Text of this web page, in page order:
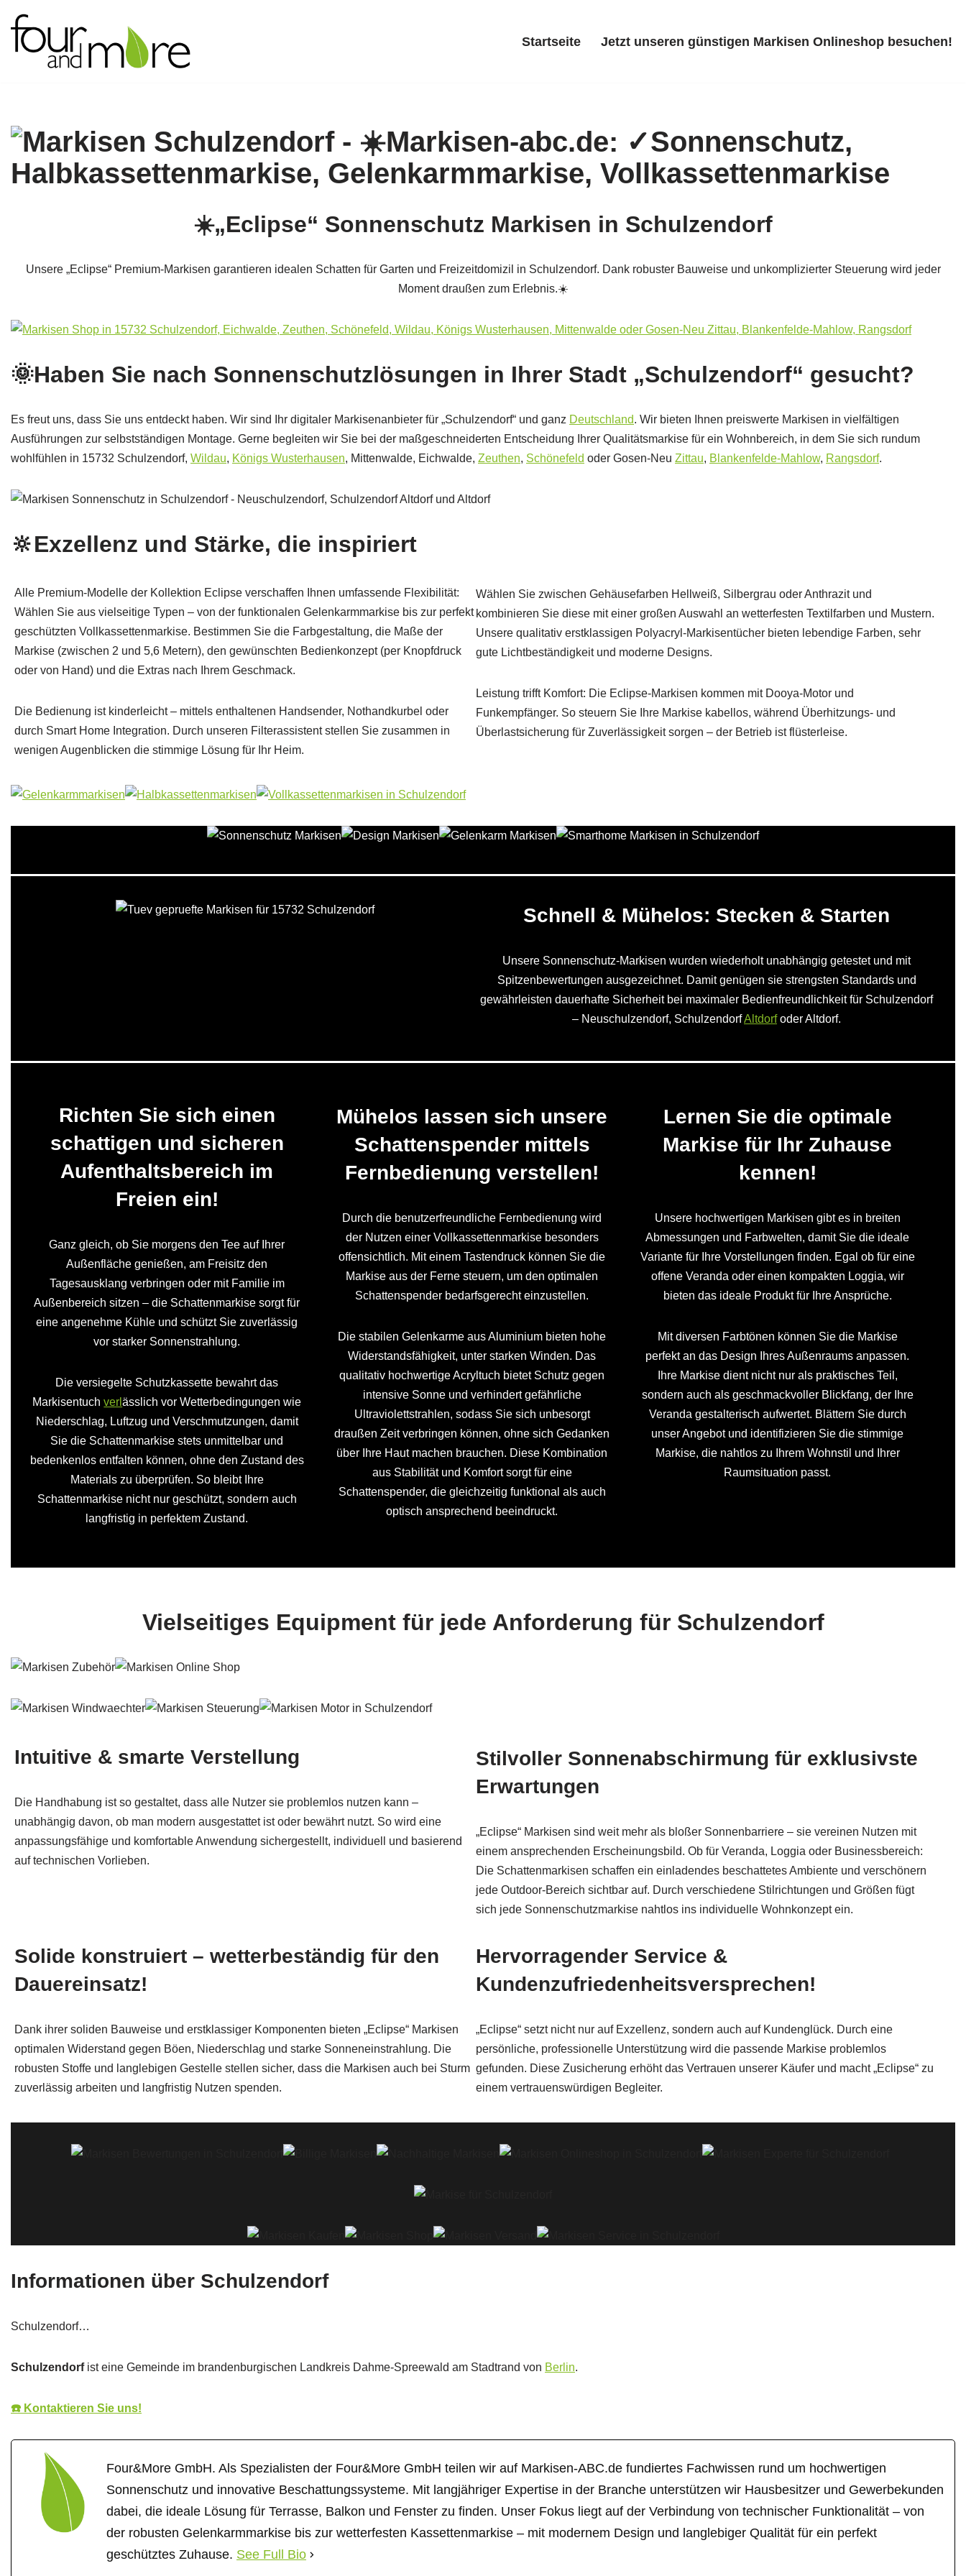
Zum
Startseite Jetzt unseren günstigen Markisen Onlineshop besuchen!
☀️„Eclipse“ Sonnenschutz Markisen in Schulzendorf
Unsere „Eclipse“ Premium-Markisen garantieren idealen Schatten für Garten und Freizeitdomizil in Schulzendorf. Dank robuster Bauweise und unkomplizierter Steuerung wird jeder
Moment draußen zum Erlebnis.☀️
🌞Haben Sie nach Sonnenschutzlösungen in Ihrer Stadt „Schulzendorf“ gesucht?
Es freut uns, dass Sie uns entdeckt haben. Wir sind Ihr digitaler Markisenanbieter für „Schulzendorf“ und ganz Deutschland. Wir bieten Ihnen preiswerte Markisen in vielfältigen
Ausführungen zur selbstständigen Montage. Gerne begleiten wir Sie bei der maßgeschneiderten Entscheidung Ihrer Qualitätsmarkise für ein Wohnbereich, in dem Sie sich rundum
wohlfühlen in 15732 Schulzendorf, Wildau, Königs Wusterhausen, Mittenwalde, Eichwalde, Zeuthen, Schönefeld oder Gosen-Neu Zittau, Blankenfelde-Mahlow, Rangsdorf.
🔆Exzellenz und Stärke, die inspiriert
Alle Premium-Modelle der Kollektion Eclipse verschaffen Ihnen umfassende Flexibilität:
Wählen Sie aus vielseitige Typen – von der funktionalen Gelenkarmmarkise bis zur perfekt
geschützten Vollkassettenmarkise. Bestimmen Sie die Farbgestaltung, die Maße der
Markise (zwischen 2 und 5,6 Metern), den gewünschten Bedienkonzept (per Knopfdruck
oder von Hand) und die Extras nach Ihrem Geschmack.
Die Bedienung ist kinderleicht – mittels enthaltenen Handsender, Nothandkurbel oder
durch Smart Home Integration. Durch unseren Filterassistent stellen Sie zusammen in
wenigen Augenblicken die stimmige Lösung für Ihr Heim.
Wählen Sie zwischen Gehäusefarben Hellweiß, Silbergrau oder Anthrazit und
kombinieren Sie diese mit einer großen Auswahl an wetterfesten Textilfarben und Mustern.
Unsere qualitativ erstklassigen Polyacryl-Markisentücher bieten lebendige Farben, sehr
gute Lichtbeständigkeit und moderne Designs.
Leistung trifft Komfort: Die Eclipse-Markisen kommen mit Dooya-Motor und
Funkempfänger. So steuern Sie Ihre Markise kabellos, während Überhitzungs- und
Überlastsicherung für Zuverlässigkeit sorgen – der Betrieb ist flüsterleise.
Schnell & Mühelos: Stecken & Starten
Unsere Sonnenschutz-Markisen wurden wiederholt unabhängig getestet und mit
Spitzenbewertungen ausgezeichnet. Damit genügen sie strengsten Standards und
gewährleisten dauerhafte Sicherheit bei maximaler Bedienfreundlichkeit für Schulzendorf
– Neuschulzendorf, SchulzendorfAltdorfoder Altdorf.
Richten Sie sich einen
schattigen und sicheren
Aufenthaltsbereich im
Freien ein!
Ganz gleich, ob Sie morgens den Tee auf Ihrer
Außenfläche genießen, am Freisitz den
Tagesausklang verbringen oder mit Familie im
Außenbereich sitzen – die Schattenmarkise sorgt für
eine angenehme Kühle und schützt Sie zuverlässig
vor starker Sonnenstrahlung.
Die versiegelte Schutzkassette bewahrt das
Markisentuchverlässlich vor Wetterbedingungen wie
Niederschlag, Luftzug und Verschmutzungen, damit
Sie die Schattenmarkise stets unmittelbar und
bedenkenlos entfalten können, ohne den Zustand des
Materials zu überprüfen. So bleibt Ihre
Schattenmarkise nicht nur geschützt, sondern auch
langfristig in perfektem Zustand.
Mühelos lassen sich unsere
Schattenspender mittels
Fernbedienung verstellen!
Durch die benutzerfreundliche Fernbedienung wird
der Nutzen einer Vollkassettenmarkise besonders
offensichtlich. Mit einem Tastendruck können Sie die
Markise aus der Ferne steuern, um den optimalen
Schattenspender bedarfsgerecht einzustellen.
Die stabilen Gelenkarme aus Aluminium bieten hohe
Widerstandsfähigkeit, unter starken Winden. Das
qualitativ hochwertige Acryltuch bietet Schutz gegen
intensive Sonne und verhindert gefährliche
Ultraviolettstrahlen, sodass Sie sich unbesorgt
draußen Zeit verbringen können, ohne sich Gedanken
über Ihre Haut machen brauchen. Diese Kombination
aus Stabilität und Komfort sorgt für eine
Schattenspender, die gleichzeitig funktional als auch
optisch ansprechend beeindruckt.
Lernen Sie die optimale
Markise für Ihr Zuhause
kennen!
Unsere hochwertigen Markisen gibt es in breiten
Abmessungen und Farbwelten, damit Sie die ideale
Variante für Ihre Vorstellungen finden. Egal ob für eine
offene Veranda oder einen kompakten Loggia, wir
bieten das ideale Produkt für Ihre Ansprüche.
Mit diversen Farbtönen können Sie die Markise
perfekt an das Design Ihres Außenraums anpassen.
Ihre Markise dient nicht nur als praktisches Teil,
sondern auch als geschmackvoller Blickfang, der Ihre
Veranda gestalterisch aufwertet. Blättern Sie durch
unser Angebot und identifizieren Sie die stimmige
Markise, die nahtlos zu Ihrem Wohnstil und Ihrer
Raumsituation passt.
Vielseitiges Equipment für jede Anforderung für Schulzendorf
Intuitive & smarte Verstellung
Die Handhabung ist so gestaltet, dass alle Nutzer sie problemlos nutzen kann –
unabhängig davon, ob man modern ausgestattet ist oder bewährt nutzt. So wird eine
anpassungsfähige und komfortable Anwendung sichergestellt, individuell und basierend
auf technischen Vorlieben.
Stilvoller Sonnenabschirmung für exklusivste
Erwartungen
„Eclipse“ Markisen sind weit mehr als bloßer Sonnenbarriere – sie vereinen Nutzen mit
einem ansprechenden Erscheinungsbild. Ob für Veranda, Loggia oder Businessbereich:
Die Schattenmarkisen schaffen ein einladendes beschattetes Ambiente und verschönern
jede Outdoor-Bereich sichtbar auf. Durch verschiedene Stilrichtungen und Größen fügt
sich jede Sonnenschutzmarkise nahtlos ins individuelle Wohnkonzept ein.
Solide konstruiert – wetterbeständig für den
Dauereinsatz!
Dank ihrer soliden Bauweise und erstklassiger Komponenten bieten „Eclipse“ Markisen
optimalen Widerstand gegen Böen, Niederschlag und starke Sonneneinstrahlung. Die
robusten Stoffe und langlebigen Gestelle stellen sicher, dass die Markisen auch bei Sturm
zuverlässig arbeiten und langfristig Nutzen spenden.
Hervorragender Service &
Kundenzufriedenheitsversprechen!
„Eclipse“ setzt nicht nur auf Exzellenz, sondern auch auf Kundenglück. Durch eine
persönliche, professionelle Unterstützung wird die passende Markise problemlos
gefunden. Diese Zusicherung erhöht das Vertrauen unserer Käufer und macht „Eclipse“ zu
einem vertrauenswürdigen Begleiter.
Informationen über Schulzendorf
Schulzendorf…
Schulzendorfist eine Gemeinde im brandenburgischen Landkreis Dahme-Spreewald am Stadtrand von Berlin.
☎️ Kontaktieren Sie uns!
Four&More GmbH. Als Spezialisten der Four&More GmbH teilen wir auf Markisen-ABC.de fundiertes Fachwissen rund um hochwertigen
Sonnenschutz und innovative Beschattungssysteme. Mit langjähriger Expertise in der Branche unterstützen wir Hausbesitzer und Gewerbekunden
dabei, die ideale Lösung für Terrasse, Balkon und Fenster zu finden. Unser Fokus liegt auf der Verbindung von technischer Funktionalität – von
der robusten Gelenkarmmarkise bis zur wetterfesten Kassettenmarkise – mit modernem Design und langlebiger Qualität für ein perfekt
geschütztes Zuhause. See Full Bio